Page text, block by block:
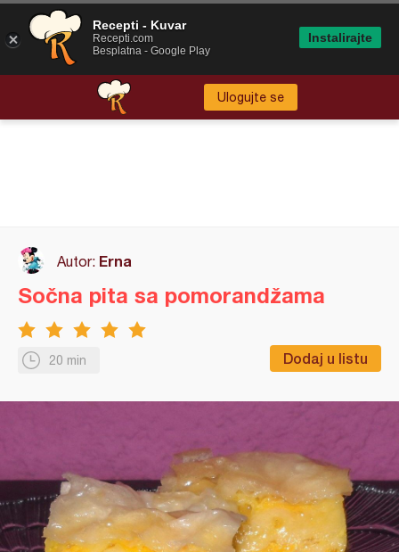
Ulogujte se
Autor: Erna
20 min Dodaj u listu
Sočna pita sa pomorandžama
Recepti - Kuvar
Recepti.com
Besplatna - Google Play
Instalirajte